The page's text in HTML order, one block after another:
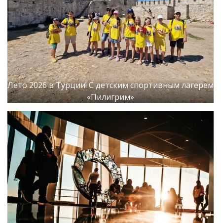
Лето 2026 в Турции! С детским спортивным лагерем
«Пилигрим»